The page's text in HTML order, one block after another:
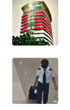
TV
WAHANANEWS
ID
WAHANANEWS
CO ID